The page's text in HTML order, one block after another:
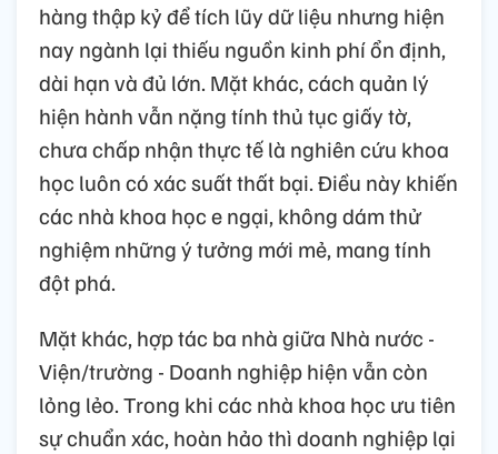
hàng thập kỷ để tích lũy dữ liệu nhưng hiện
nay ngành lại thiếu nguồn kinh phí ổn định,
dài hạn và đủ lớn. Mặt khác, cách quản lý
hiện hành vẫn nặng tính thủ tục giấy tờ,
chưa chấp nhận thực tế là nghiên cứu khoa
học luôn có xác suất thất bại. Điều này khiến
các nhà khoa học e ngại, không dám thử
nghiệm những ý tưởng mới mẻ, mang tính
đột phá.
Mặt khác, hợp tác ba nhà giữa Nhà nước -
Viện/trường - Doanh nghiệp hiện vẫn còn
lỏng lẻo. Trong khi các nhà khoa học ưu tiên
sự chuẩn xác, hoàn hảo thì doanh nghiệp lại